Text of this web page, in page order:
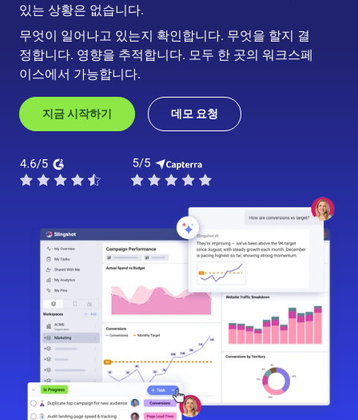
있는 상황은 없습니다.
무엇이 일어나고 있는지 확인합니다. 무엇을 할지 결
정합니다. 영향을 추적합니다. 모두 한 곳의 워크스페
이스에서 가능합니다.
지금 시작하기 데모 요청